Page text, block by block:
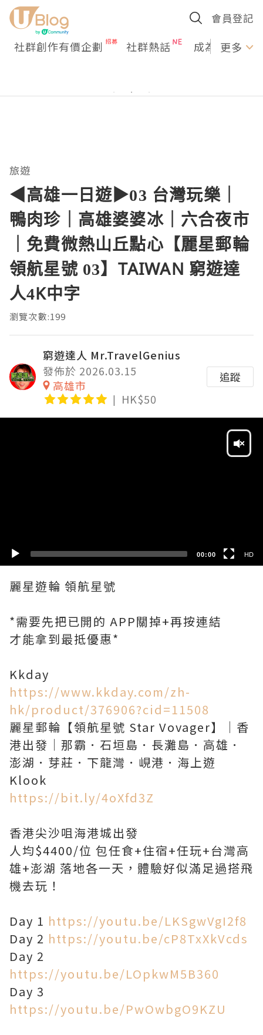
會員登記
社群創作有價企劃 社群熱話 成為U更多
旅遊
◀︎高雄一日遊▶︎03 台灣玩樂｜
鴨肉珍｜高雄婆婆冰｜六合夜市
｜免費微熱山丘點心【麗星郵輪
領航星號 03】TAIWAN 窮遊達
人4K中字
瀏覽次數:199
窮遊達人 Mr.TravelGenius
發佈於 2026.03.15
高雄市
HK$50
追蹤
00:00 HD
麗星遊輪 領航星號
*需要先把已開的 APP關掉+再按連結
才能拿到最抵優惠*
https://www.kkday.com/zh-
hk/product/376906?cid=11508
麗星郵輪【領航星號 Star Vovager】｜香
港出發｜那霸．石垣島．長灘島．高雄．
澎湖．芽莊．下龍灣．峴港．海上遊
https://bit.ly/4oXfd3Z
香港尖沙咀海港城出發
人均$4400/位 包任食+住宿+任玩+台灣高
雄+澎湖 落地各一天，體驗好似滿足過搭飛
機去玩！
Day 1 https://youtu.be/LKSgwVgI2f8
Day 2 https://youtu.be/cP8TxXkVcds
Day 2
https://youtu.be/LOpkwM5B360
Day 3
https://youtu.be/PwOwbgO9KZU